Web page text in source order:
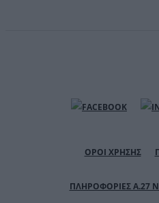
ΟΡΟΙ ΧΡΗΣΗΣ
ΠΛΗΡΟΦΟΡΙΕΣ Α.27